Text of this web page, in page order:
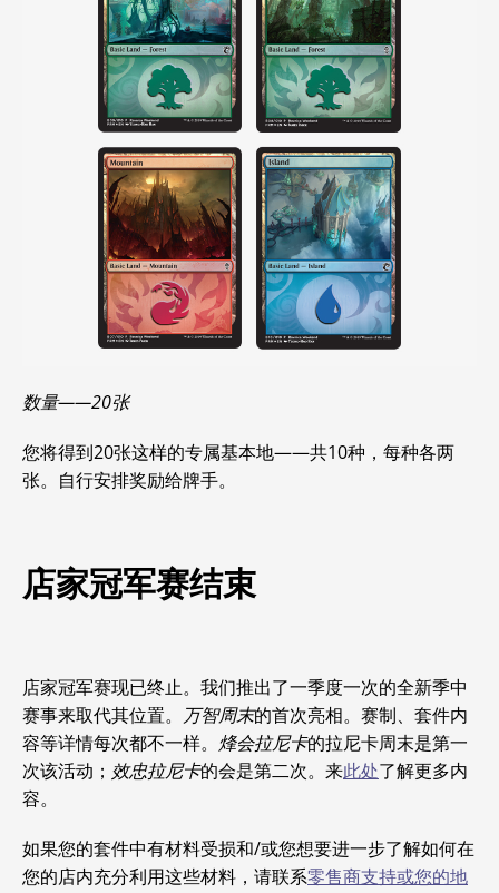
数量——20张
您将得到20张这样的专属基本地——共10种，每种各两
张。自行安排奖励给牌手。
店家冠军赛结束
店家冠军赛现已终止。我们推出了一季度一次的全新季中
赛事来取代其位置。 万智周末的首次亮相。赛制、套件内
容等详情每次都不一样。 烽会拉尼卡的拉尼卡周末是第一
次该活动； 效忠拉尼卡的会是第二次。来此处了解更多内
容。
如果您的套件中有材料受损和/或您想要进一步了解如何在
您的店内充分利用这些材料，请联系零售商支持或您的地